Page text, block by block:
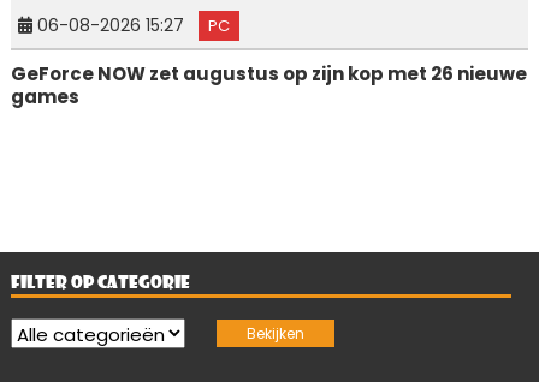
06-08-2026 15:27 PC
GeForce NOW zet augustus op zijn kop met 26 nieuwe
games
FILTER OP CATEGORIE